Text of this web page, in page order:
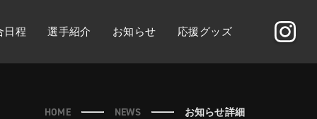
日程 選手紹介 お知らせ 応援グッズ
HOME NEWS お知らせ詳細